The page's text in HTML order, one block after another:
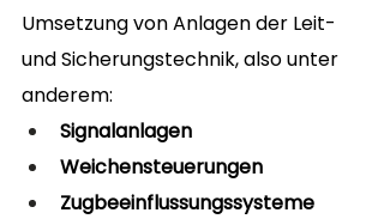
Umsetzung von Anlagen der Leit-
und Sicherungstechnik, also unter
anderem:
Signalanlagen
Weichensteuerungen
Zugbeeinflussungssysteme